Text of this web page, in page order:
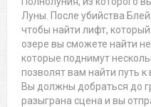
Луны. После убийства
чтобы найти лифт,
озере вы сможете найти
которые поднимут
позволят вам найти путь к
Вы должны добраться до
разыграна сцена и вы